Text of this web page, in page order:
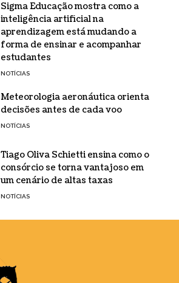
Sigma Educação mostra como a
inteligência artificial na
aprendizagem está mudando a
forma de ensinar e acompanhar
estudantes
NOTÍCIAS
Meteorologia aeronáutica orienta
decisões antes de cada voo
NOTÍCIAS
Tiago Oliva Schietti ensina como o
consórcio se torna vantajoso em
um cenário de altas taxas
NOTÍCIAS